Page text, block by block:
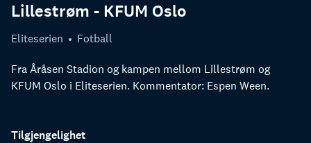
Lillestrøm - KFUM Oslo
Eliteserien Fotball
Fra Åråsen Stadion og kampen mellom Lillestrøm og
KFUM Oslo i Eliteserien. Kommentator: Espen Ween.
Tilgjengelighet